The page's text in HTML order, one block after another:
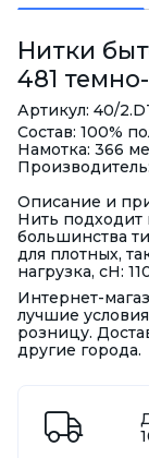
Нитки
481
Артикул: 40/
Состав: 100%
Намотка: 366
Описание и
Нить подходит
большинства
для плотных,
нагрузка, сН:
Интернет-
лучшие
розницу.
другие города.